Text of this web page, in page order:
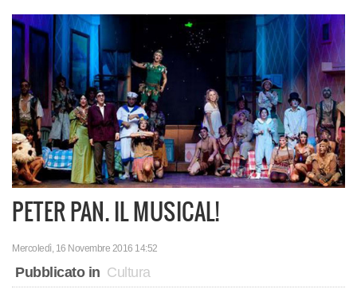
PETER PAN. IL MUSICAL!
Mercoledì, 16 Novembre 2016 14:52
Pubblicato in Cultura